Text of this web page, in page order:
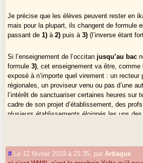
Je précise que les élèves peuvent rester en
mais pour la plupart, ils changent de formule
passant de1) à2) puis à3) (l’inverse étant
Si l’enseignement de l’occitan jusqu’au bac
formule3) , cet enseignement va être,
exposé à n’importe quel virement : un recteur
régionales, un proviseur venu ou pas d’une
l’intérêt de sanctuariser certaines heures sur
cadre de son projet d’établissement, des
plusieurs établissements éloignés les uns
PS : Par souci de clarté, j’ai peut être trop
# Le 12 février 2019 à 21:35 par Artiaque